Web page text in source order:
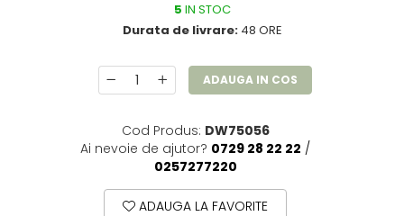
5 IN STOC
Durata de livrare:48 ORE
ADAUGA IN COS
Cod Produs: DW75056
Ai nevoie de ajutor? 0729 28 22 22 /
0257277220
ADAUGA LA FAVORITE